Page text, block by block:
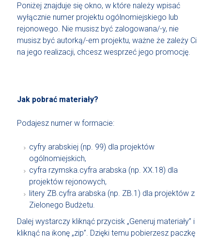
Poniżej znajduje się okno, w które należy wpisać
wyłącznie numer projektu ogólnomiejskiego lub
rejonowego. Nie musisz być zalogowana/-y, nie
musisz być autorką/-em projektu, ważne że zależy Ci
na jego realizacji, chcesz wesprzeć jego promocję.
Jak pobrać materiały?
Podajesz numer w formacie:
cyfry arabskiej (np. 99) dla projektów
ogólnomiejskich,
cyfra rzymska.cyfra arabska (np. XX.18) dla
projektów rejonowych,
litery ZB.cyfra arabska (np. ZB.1) dla projektów z
Zielonego Budżetu.
Dalej wystarczy kliknąć przycisk „Generuj materiały” i
kliknąć na ikonę „zip”. Dzięki temu pobierzesz paczkę